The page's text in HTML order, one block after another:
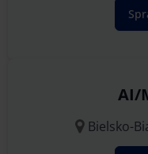
AI/
Bielsko-